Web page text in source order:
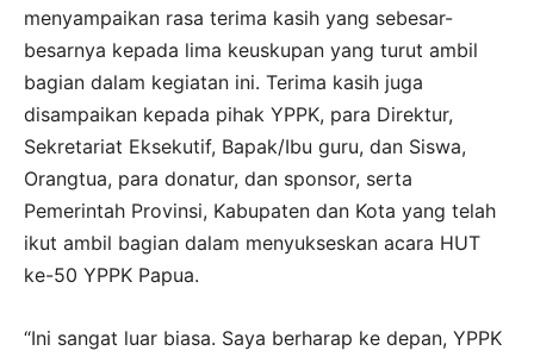
menyampaikan rasa terima kasih yang sebesar-
besarnya kepada lima keuskupan yang turut ambil
bagian dalam kegiatan ini. Terima kasih juga
disampaikan kepada pihak YPPK, para Direktur,
Sekretariat Eksekutif, Bapak/Ibu guru, dan Siswa,
Orangtua, para donatur, dan sponsor, serta
Pemerintah Provinsi, Kabupaten dan Kota yang telah
ikut ambil bagian dalam menyukseskan acara HUT
ke-50 YPPK Papua.
“Ini sangat luar biasa. Saya berharap ke depan, YPPK